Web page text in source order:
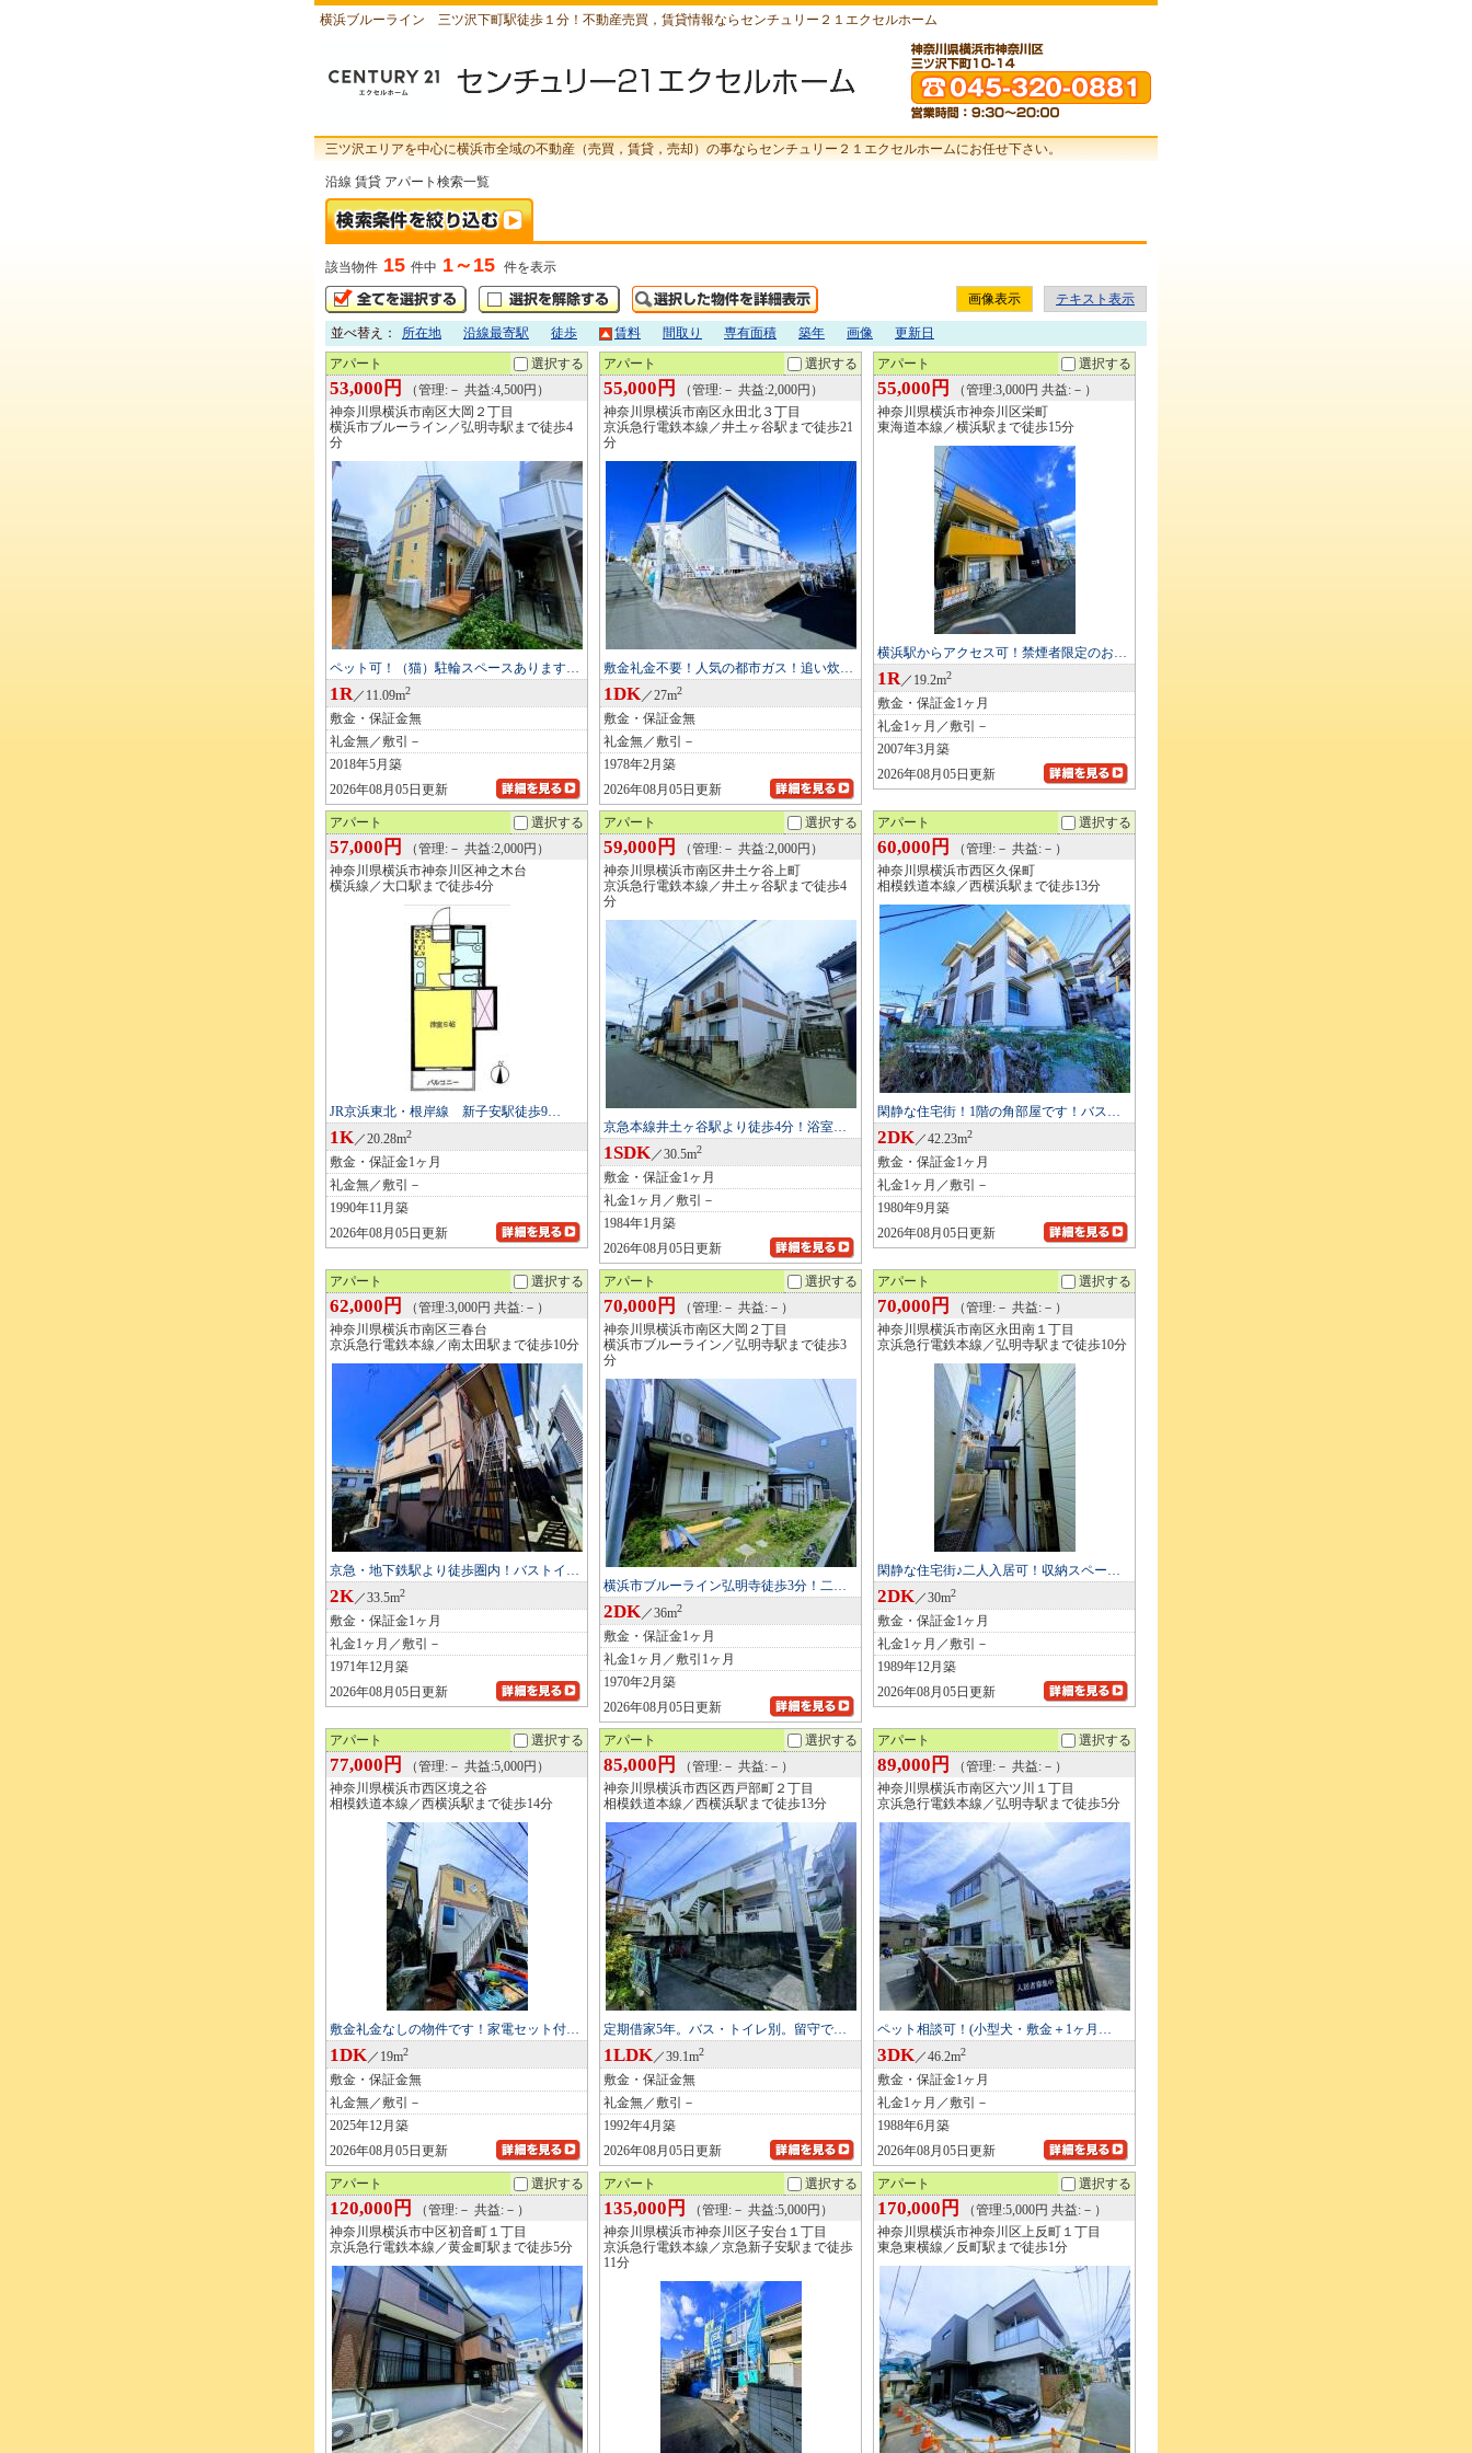
横浜ブルーライン 三ツ沢下町駅徒歩１分！不動産売買，賃貸情報ならセンチュリー２１エクセルホーム
三ツ沢エリアを中心に横浜市全域の不動産（売買，賃貸，売却）の事ならセンチュリー２１エクセルホームにお任せ下さい。
沿線 賃貸 アパート検索一覧
該当物件 15 件中 1～15 件を表示
画像表示 テキスト表示
並べ替え： 所在地 沿線最寄駅 徒歩 賃料 間取り 専有面積 築年 画像 更新日
アパート 選択する
53,000円
（管理:－ 共益:4,500円）
神奈川県横浜市南区大岡２丁目
横浜市ブルーライン／弘明寺駅まで徒歩4
分
ペット可！（猫）駐輪スペースあります…
1R／11.09m2
敷金・保証金無
礼金無／敷引－
2018年5月築
2026年08月05日更新
アパート 選択する
55,000円
（管理:－ 共益:2,000円）
神奈川県横浜市南区永田北３丁目
京浜急行電鉄本線／井土ヶ谷駅まで徒歩21
分
敷金礼金不要！人気の都市ガス！追い炊…
1DK／27m2
敷金・保証金無
礼金無／敷引－
1978年2月築
2026年08月05日更新
アパート 選択する
55,000円
（管理:3,000円 共益:－）
神奈川県横浜市神奈川区栄町
東海道本線／横浜駅まで徒歩15分
横浜駅からアクセス可！禁煙者限定のお…
1R／19.2m2
敷金・保証金1ヶ月
礼金1ヶ月／敷引－
2007年3月築
2026年08月05日更新
アパート 選択する
57,000円
（管理:－ 共益:2,000円）
神奈川県横浜市神奈川区神之木台
横浜線／大口駅まで徒歩4分
JR京浜東北・根岸線 新子安駅徒歩9…
1K／20.28m2
敷金・保証金1ヶ月
礼金無／敷引－
1990年11月築
2026年08月05日更新
アパート 選択する
59,000円
（管理:－ 共益:2,000円）
神奈川県横浜市南区井土ケ谷上町
京浜急行電鉄本線／井土ヶ谷駅まで徒歩4
分
京急本線井土ヶ谷駅より徒歩4分！浴室…
1SDK／30.5m2
敷金・保証金1ヶ月
礼金1ヶ月／敷引－
1984年1月築
2026年08月05日更新
アパート 選択する
60,000円
（管理:－ 共益:－）
神奈川県横浜市西区久保町
相模鉄道本線／西横浜駅まで徒歩13分
閑静な住宅街！1階の角部屋です！バス…
2DK／42.23m2
敷金・保証金1ヶ月
礼金1ヶ月／敷引－
1980年9月築
2026年08月05日更新
アパート 選択する
62,000円
（管理:3,000円 共益:－）
神奈川県横浜市南区三春台
京浜急行電鉄本線／南太田駅まで徒歩10分
京急・地下鉄駅より徒歩圏内！バストイ…
2K／33.5m2
敷金・保証金1ヶ月
礼金1ヶ月／敷引－
1971年12月築
2026年08月05日更新
アパート 選択する
70,000円
（管理:－ 共益:－）
神奈川県横浜市南区大岡２丁目
横浜市ブルーライン／弘明寺駅まで徒歩3
分
横浜市ブルーライン弘明寺徒歩3分！二…
2DK／36m2
敷金・保証金1ヶ月
礼金1ヶ月／敷引1ヶ月
1970年2月築
2026年08月05日更新
アパート 選択する
70,000円
（管理:－ 共益:－）
神奈川県横浜市南区永田南１丁目
京浜急行電鉄本線／弘明寺駅まで徒歩10分
閑静な住宅街♪二人入居可！収納スペー…
2DK／30m2
敷金・保証金1ヶ月
礼金1ヶ月／敷引－
1989年12月築
2026年08月05日更新
アパート 選択する
77,000円
（管理:－ 共益:5,000円）
神奈川県横浜市西区境之谷
相模鉄道本線／西横浜駅まで徒歩14分
敷金礼金なしの物件です！家電セット付…
1DK／19m2
敷金・保証金無
礼金無／敷引－
2025年12月築
2026年08月05日更新
アパート 選択する
85,000円
（管理:－ 共益:－）
神奈川県横浜市西区西戸部町２丁目
相模鉄道本線／西横浜駅まで徒歩13分
定期借家5年。バス・トイレ別。留守で…
1LDK／39.1m2
敷金・保証金無
礼金無／敷引－
1992年4月築
2026年08月05日更新
アパート 選択する
89,000円
（管理:－ 共益:－）
神奈川県横浜市南区六ツ川１丁目
京浜急行電鉄本線／弘明寺駅まで徒歩5分
ペット相談可！(小型犬・敷金＋1ヶ月…
3DK／46.2m2
敷金・保証金1ヶ月
礼金1ヶ月／敷引－
1988年6月築
2026年08月05日更新
アパート 選択する
120,000円
（管理:－ 共益:－）
神奈川県横浜市中区初音町１丁目
京浜急行電鉄本線／黄金町駅まで徒歩5分
アパート 選択する
135,000円
（管理:－ 共益:5,000円）
神奈川県横浜市神奈川区子安台１丁目
京浜急行電鉄本線／京急新子安駅まで徒歩
11分
アパート 選択する
170,000円
（管理:5,000円 共益:－）
神奈川県横浜市神奈川区上反町１丁目
東急東横線／反町駅まで徒歩1分